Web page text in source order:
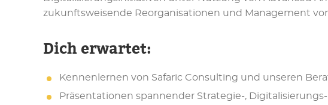
zukunftsweisende Reorganisationen und Management
Dich erwartet:
Kennenlernen von Safaric Consulting und unseren
Präsentationen spannender Strategie-,